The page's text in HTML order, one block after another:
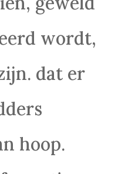
wordt,
dat er
hoop.